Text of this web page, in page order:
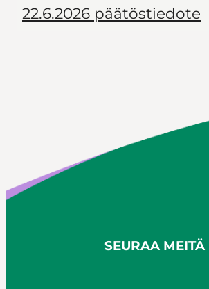
22.6.2026 päätöstiedote
SEURAA MEITÄ